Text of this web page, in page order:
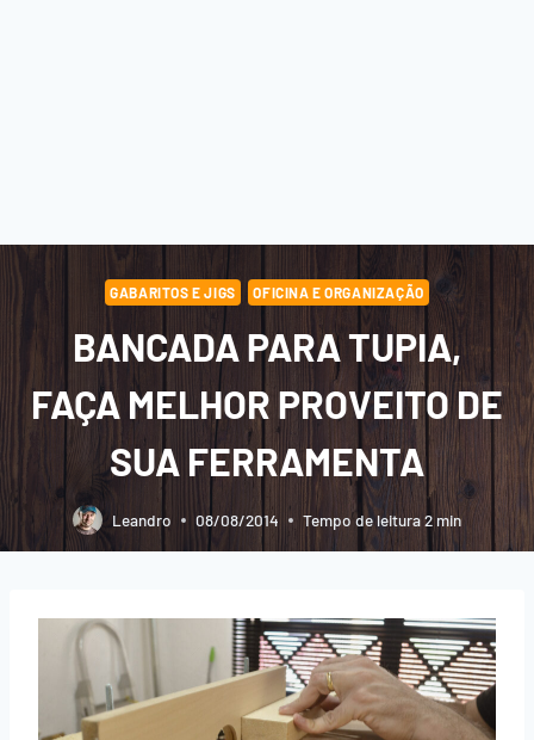
GABARITOS E JIGS OFICINA E ORGANIZAÇÃO
BANCADA PARA TUPIA,
FAÇA MELHOR PROVEITO DE
SUA FERRAMENTA
Leandro 08/08/2014 Tempo de leitura2 min